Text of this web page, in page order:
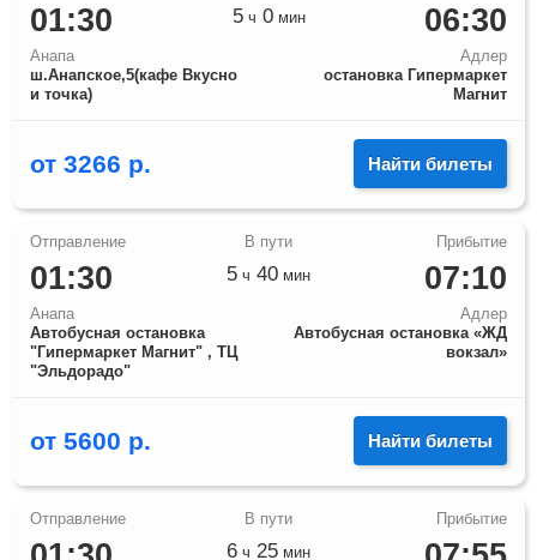
01:30
Анапа
ш.Анапское,5(кафе Вкусно
и точка)
06:30
Адлер
остановка Гипермаркет
Магнит
5ч 0мин
от 3266 р. Найти билеты
01:30
Анапа
Автобусная остановка
"Гипермаркет Магнит" , ТЦ
"Эльдорадо"
07:10
Адлер
Автобусная остановка «ЖД
вокзал»
5 ч 40 мин
от 5600 р. Найти билеты
6 ч 25 мин